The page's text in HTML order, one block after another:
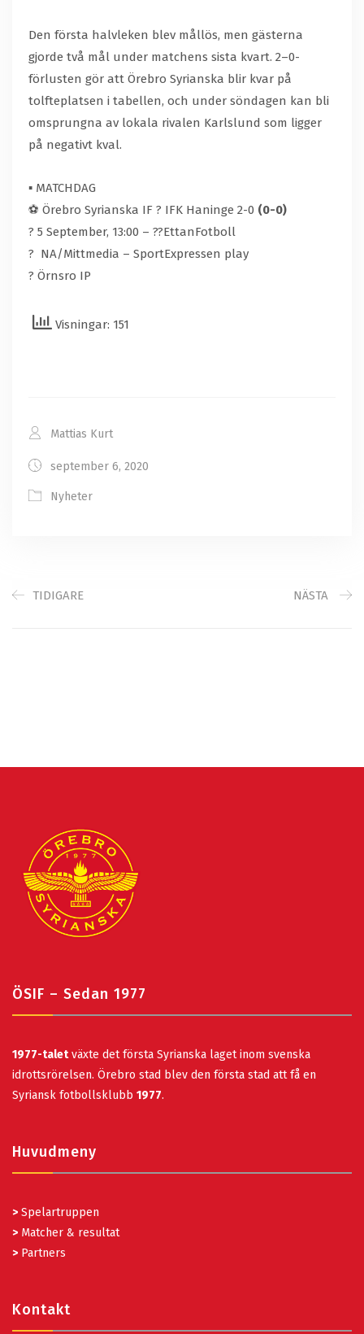
Den första halvleken blev mållös, men gästerna
gjorde två mål under matchens sista kvart. 2–0-
förlusten gör att Örebro Syrianska blir kvar på
tolfteplatsen i tabellen, och under söndagen kan bli
omsprungna av lokala rivalen Karlslund som ligger
på negativt kval.
▪️ MATCHDAG
⚽️ Örebro Syrianska IF ? IFK Haninge 2-0 (0-0)
? 5 September, 13:00 – ??EttanFotboll
? NA/Mittmedia – SportExpressen play
? Örnsro IP
Visningar: 151
Mattias Kurt
september 6, 2020
Nyheter
TIDIGARE NÄSTA
ÖSIF – Sedan 1977
1977-taletväxte det första Syrianska laget inom svenska
idrottsrörelsen. Örebro stad blev den första stad att få en
Syriansk fotbollsklubb 1977.
Huvudmeny
> Spelartruppen
> Matcher & resultat
> Partners
Kontakt